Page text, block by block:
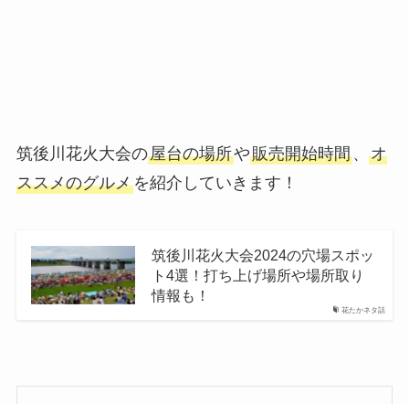
筑後川花火大会の屋台の場所や販売開始時間、 オ
ススメのグルメを紹介していきます！
花たかネタ話
筑後川花火大会2024の穴場スポッ
ト4選！打ち上げ場所や場所取り
情報も！